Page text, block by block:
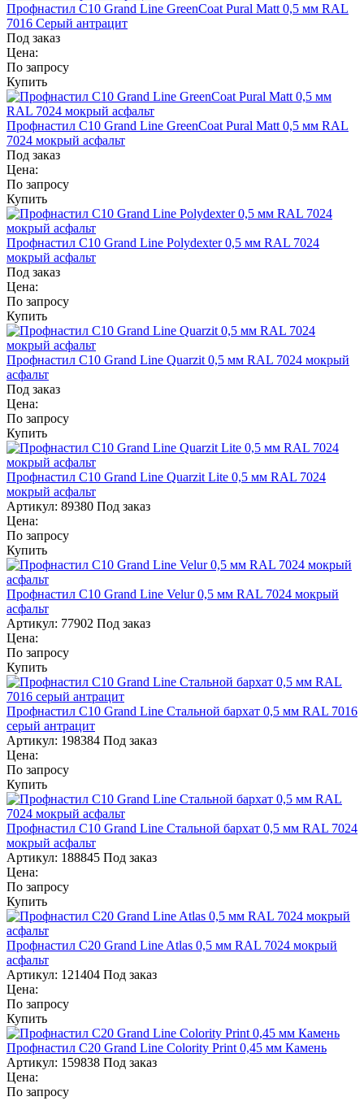
Профнастил С10 Grand Line GreenCoat Pural Matt 0,5 мм RAL
7016 Серый антрацит
Под заказ
Цена:
По запросу
Купить
Профнастил С10 Grand Line GreenCoat Pural Matt 0,5 мм RAL
7024 мокрый асфальт
Под заказ
Цена:
По запросу
Купить
Профнастил С10 Grand Line Polydexter 0,5 мм RAL 7024
мокрый асфальт
Под заказ
Цена:
По запросу
Купить
Профнастил С10 Grand Line Quarzit 0,5 мм RAL 7024 мокрый
асфальт
Под заказ
Цена:
По запросу
Купить
Профнастил С10 Grand Line Quarzit Lite 0,5 мм RAL 7024
мокрый асфальт
Артикул: 89380 Под заказ
Цена:
По запросу
Купить
Профнастил С10 Grand Line Velur 0,5 мм RAL 7024 мокрый
асфальт
Артикул: 77902 Под заказ
Цена:
По запросу
Купить
Профнастил С10 Grand Line Стальной бархат 0,5 мм RAL 7016
серый антрацит
Артикул: 198384 Под заказ
Цена:
По запросу
Купить
Профнастил С10 Grand Line Стальной бархат 0,5 мм RAL 7024
мокрый асфальт
Артикул: 188845 Под заказ
Цена:
По запросу
Купить
Профнастил С20 Grand Line Atlas 0,5 мм RAL 7024 мокрый
асфальт
Артикул: 121404 Под заказ
Цена:
По запросу
Купить
Профнастил С20 Grand Line Colority Print 0,45 мм Камень
Артикул: 159838 Под заказ
Цена:
По запросу